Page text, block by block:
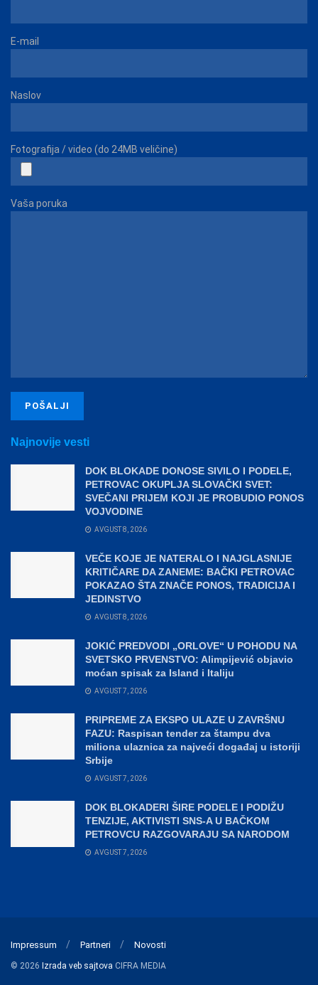
E-mail
Naslov
Fotografija / video (do 24MB veličine)
Vaša poruka
Najnovije vesti
DOK BLOKADE DONOSE SIVILO I PODELE,
PETROVAC OKUPLJA SLOVAČKI SVET:
SVEČANI PRIJEM KOJI JE PROBUDIO PONOS
VOJVODINE
AVGUST 8, 2026
VEČE KOJE JE NATERALO I NAJGLASNIJE
KRITIČARE DA ZANEME: BAČKI PETROVAC
POKAZAO ŠTA ZNAČE PONOS, TRADICIJA I
JEDINSTVO
AVGUST 8, 2026
JOKIĆ PREDVODI „ORLOVE“ U POHODU NA
SVETSKO PRVENSTVO: Alimpijević objavio
moćan spisak za Island i Italiju
AVGUST 7, 2026
PRIPREME ZA EKSPO ULAZE U ZAVRŠNU
FAZU: Raspisan tender za štampu dva
miliona ulaznica za najveći događaj u istoriji
Srbije
AVGUST 7, 2026
DOK BLOKADERI ŠIRE PODELE I PODIŽU
TENZIJE, AKTIVISTI SNS-A U BAČKOM
PETROVCU RAZGOVARAJU SA NARODOM
AVGUST 7, 2026
Impressum Partneri Novosti
© 2026 Izrada veb sajtova CIFRA MEDIA